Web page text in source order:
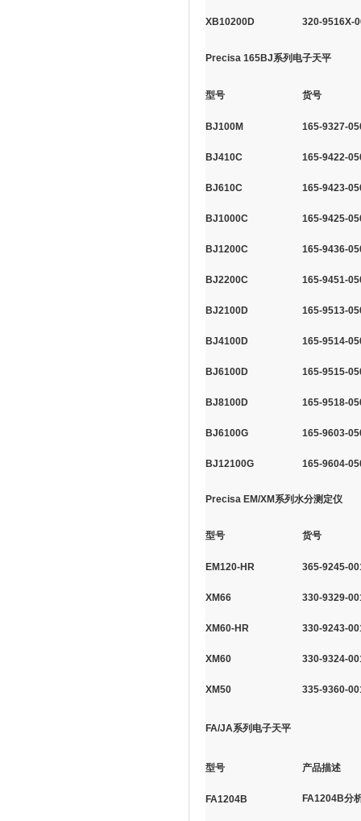
XB10200D 320-9516X-
Precisa 165BJ系列电子天平
型号 货号
BJ100M 165-9327-
BJ410C 165-9422-
BJ610C 165-9423-
BJ1000C 165-9425-
BJ1200C 165-9436-
BJ2200C 165-9451-
BJ2100D 165-9513-
BJ4100D 165-9514-
BJ6100D 165-9515-
BJ8100D 165-9518-
BJ6100G 165-9603-
BJ12100G 165-9604-
Precisa EM/XM系列水分测定仪
型号 货号
EM120-HR 365-9245-
XM66 330-9329-
XM60-HR 330-9243-
XM60 330-9324-
XM50 335-9360-
FA/JA系列电子天平
型号 产品描述
FA1204B FA1204B分